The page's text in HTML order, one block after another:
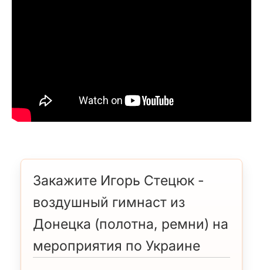
Закажите Игорь Стецюк -
воздушный гимнаст из
Донецка (полотна, ремни) на
мероприятия по Украине